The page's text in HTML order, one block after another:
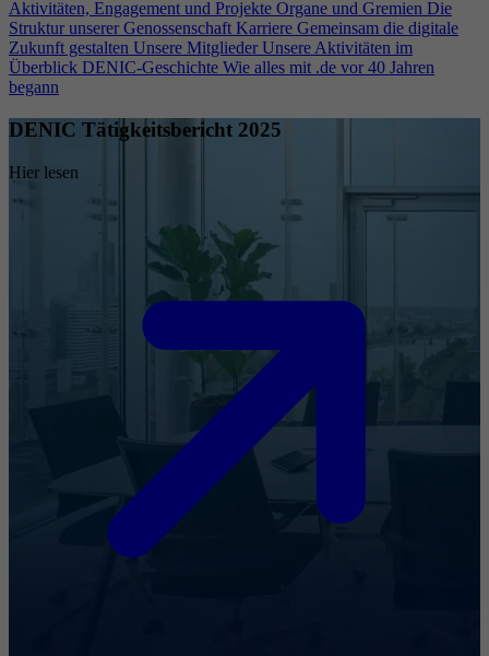
Aktivitäten, Engagement und Projekte Organe und Gremien Die
Struktur unserer Genossenschaft Karriere Gemeinsam die digitale
Zukunft gestalten Unsere Mitglieder Unsere Aktivitäten im
Überblick DENIC-Geschichte Wie alles mit .de vor 40 Jahren
begann
DENIC Tätigkeitsbericht 2025
Hier lesen